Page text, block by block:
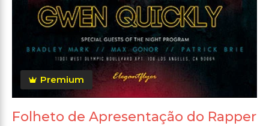
Premium
Folheto de Apresentação do Rapper